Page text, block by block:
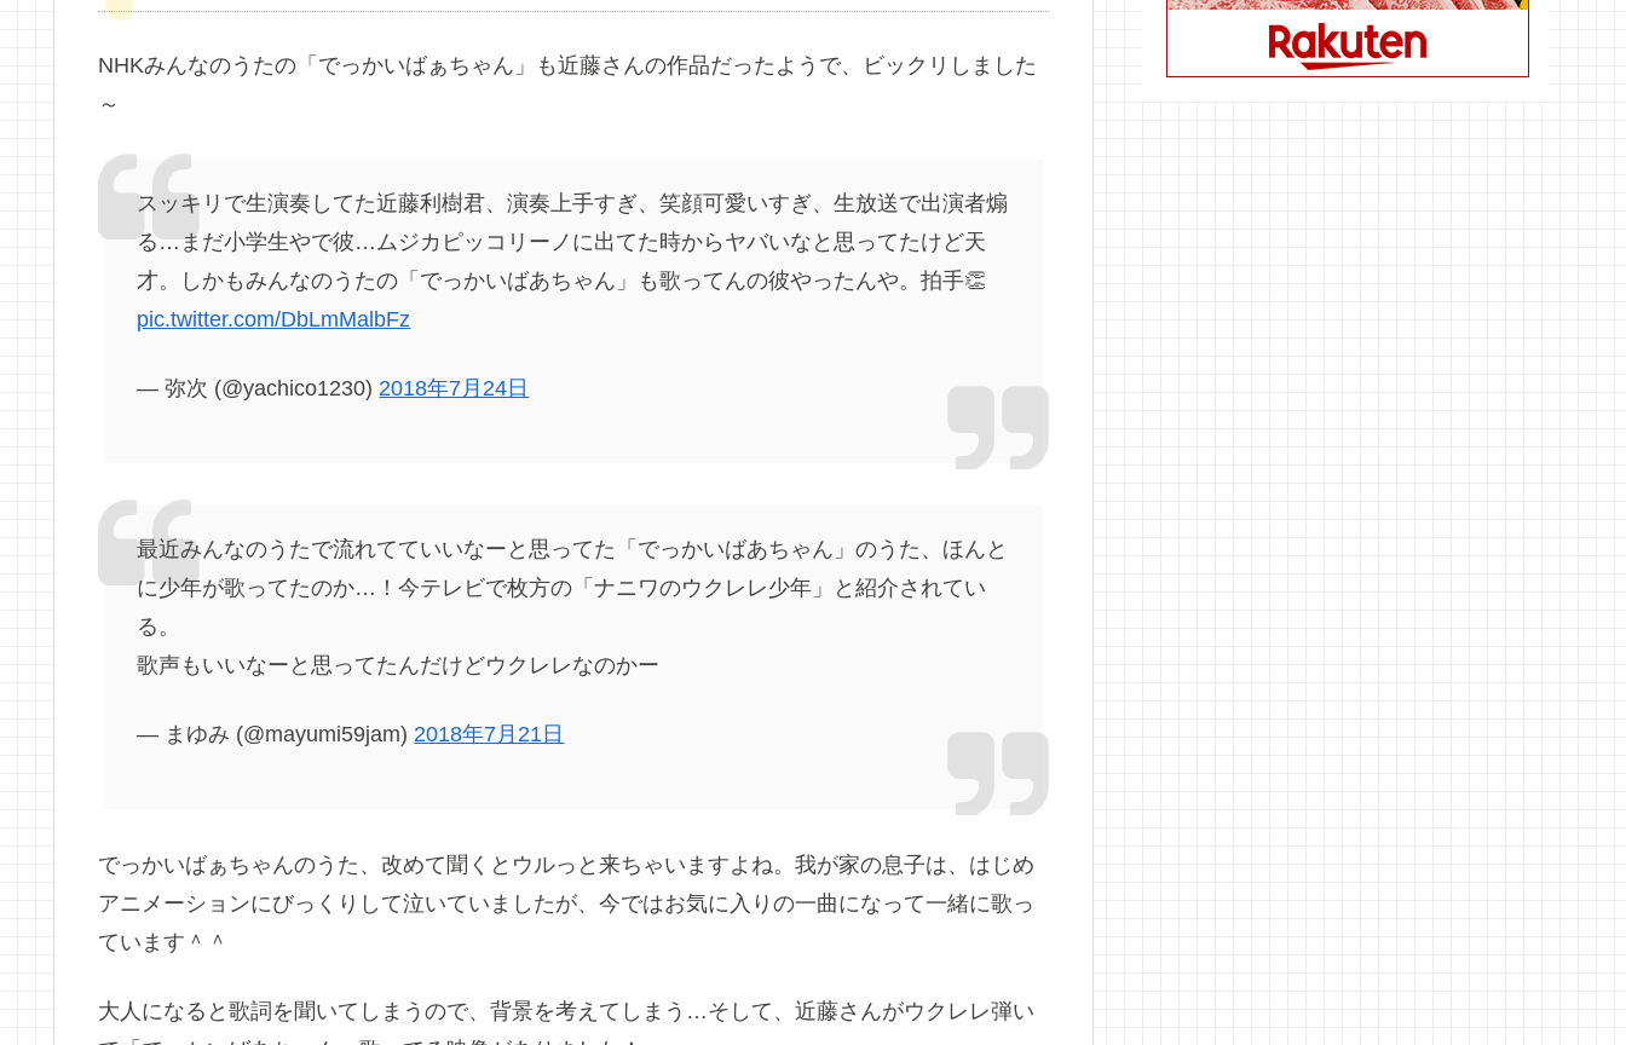
NHKみんなのうたの「でっかいばぁちゃん」も近藤さんの作品だったようで、ビックリしました
～
スッキリで生演奏してた近藤利樹君、演奏上手すぎ、笑顔可愛いすぎ、生放送で出演者煽
る…まだ小学生やで彼…ムジカピッコリーノに出てた時からヤバいなと思ってたけど天
才。しかもみんなのうたの「でっかいばあちゃん」も歌ってんの彼やったんや。拍手👏
pic.twitter.com/DbLmMalbFz
— 弥次 (@yachico1230) 2018年7月24日
最近みんなのうたで流れてていいなーと思ってた「でっかいばあちゃん」のうた、ほんと
に少年が歌ってたのか…！今テレビで枚方の「ナニワのウクレレ少年」と紹介されてい
る。
歌声もいいなーと思ってたんだけどウクレレなのかー
— まゆみ (@mayumi59jam) 2018年7月21日
でっかいばぁちゃんのうた、改めて聞くとウルっと来ちゃいますよね。我が家の息子は、はじめ
アニメーションにびっくりして泣いていましたが、今ではお気に入りの一曲になって一緒に歌っ
ています＾＾
大人になると歌詞を聞いてしまうので、背景を考えてしまう…そして、近藤さんがウクレレ弾い